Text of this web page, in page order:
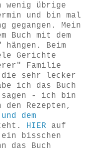
wenig übrige
und bin mal
gegangen. Mein
Buch mit dem
hängen. Beim
Gerichte
Familie
die sehr lecker
ich das Buch
- ich bin
Rezepten,
dem
HIER auf
bisschen
das Buch